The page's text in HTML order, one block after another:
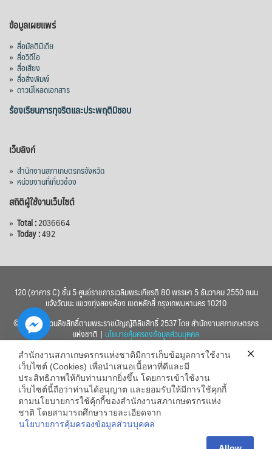
ข้อมูลเผยแพร่
» สื่อมัลติมีเดีย
» สื่อวิดีโอ
» สื่อเสียง
» สื่อสิ่งพิมพ์
» ดาวน์โหลดเอกสาร
ร้องเรียนการทุจริตและประพฤติมิชอบ
เว็บลิงก์
» สำนักงานสภาเกษตรกรจังหวัด
» หน่วยงานที่เกี่ยวข้อง
สถิติผู้ใช้งานเว็บไซต์
» Total :2036664
» Today :492
120 (อาคาร C) ชั้น 5 ศูนย์ราชการเฉลิมพระเกียรติ 80 พรรษา 5 ธันวาคม 2550 ถนน
แจ้งวัฒนะ แขวงทุ่งสองห้อง เขตหลักสี่ กรุงเทพมหานคร 10210
© 2560 สงวนลิขสิทธิ์ตามพระราชบัญญัติลิขสิทธิ์ 2537 โดย สำนักงานสภาเกษตรกร
แห่งชาติ | นโยบายคุ้มครองข้อมูลส่วนบุคคล
สำนักงานสภาเกษตรกรแห่งชาติมีการเก็บข้อมูลการใช้งาน
เว็บไซต์ (Cookies) เพื่อนำเสนอเนื้อหาที่ดีและมี
ประสิทธิภาพให้กับท่านมากยิ่งขึ้น โดยการเข้าใช้งาน
เว็บไซต์นี้ถือว่าท่านได้อนุญาต และยอมรับให้มีการใช้คุกกี้
ตามนโยบายการใช้คุ้กกี้ของสำนักงานสภาเกษตรกรแห่ง
ชาติ โดยสามารถศึกษารายละเอียดจาก
นโยบายการคุ้มครองข้อมูลส่วนบุคคล
Hide
chaty